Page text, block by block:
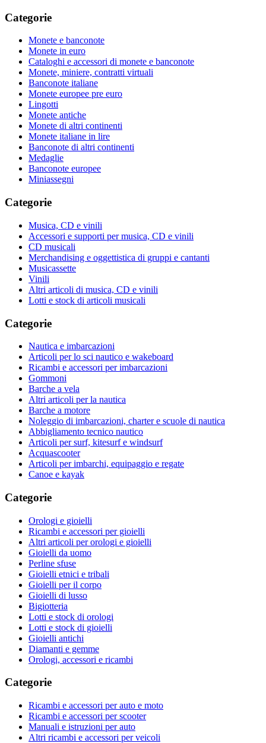
Categorie
Monete e banconote
Monete in euro
Cataloghi e accessori di monete e banconote
Monete, miniere, contratti virtuali
Banconote italiane
Monete europee pre euro
Lingotti
Monete antiche
Monete di altri continenti
Monete italiane in lire
Banconote di altri continenti
Medaglie
Banconote europee
Miniassegni
Categorie
Musica, CD e vinili
Accessori e supporti per musica, CD e vinili
CD musicali
Merchandising e oggettistica di gruppi e cantanti
Musicassette
Vinili
Altri articoli di musica, CD e vinili
Lotti e stock di articoli musicali
Categorie
Nautica e imbarcazioni
Articoli per lo sci nautico e wakeboard
Ricambi e accessori per imbarcazioni
Gommoni
Barche a vela
Altri articoli per la nautica
Barche a motore
Noleggio di imbarcazioni, charter e scuole di nautica
Abbigliamento tecnico nautico
Articoli per surf, kitesurf e windsurf
Acquascooter
Articoli per imbarchi, equipaggio e regate
Canoe e kayak
Categorie
Orologi e gioielli
Ricambi e accessori per gioielli
Altri articoli per orologi e gioielli
Gioielli da uomo
Perline sfuse
Gioielli etnici e tribali
Gioielli per il corpo
Gioielli di lusso
Bigiotteria
Lotti e stock di orologi
Lotti e stock di gioielli
Gioielli antichi
Diamanti e gemme
Orologi, accessori e ricambi
Categorie
Ricambi e accessori per auto e moto
Ricambi e accessori per scooter
Manuali e istruzioni per auto
Altri ricambi e accessori per veicoli